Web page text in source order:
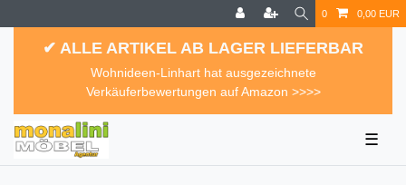
0 0,00 EUR
✔ ALLE ARTIKEL AB LAGER LIEFERBAR
Wohnideen-Linhart hat ausgezeichnete
Verkäuferbewertungen auf Amazon >>>>
☰